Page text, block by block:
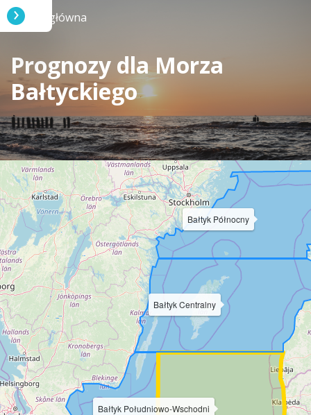
Strona główna
Prognozy dla Morza
Bałtyckiego
Bałtyk Południowo-Wschodni
Bałtyk Centralny
Bałtyk Północny